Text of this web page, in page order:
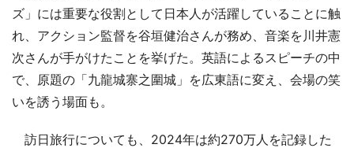
ズ」には重要な役割として日本人が活躍していることに触
れ、アクション監督を谷垣健治さんが務め、音楽を川井憲
次さんが手がけたことを挙げた。英語によるスピーチの中
で、原題の「九龍城寨之圍城」を広東語に変え、会場の笑
いを誘う場面も。
訪日旅行についても、2024年は約270万人を記録した